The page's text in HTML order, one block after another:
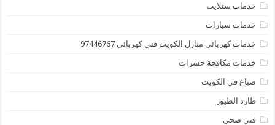
خدمات ستلايت
خدمات سيارات
خدمات كهربائي منازل الكويت فني كهربائي 97446767
خدمات مكافحة حشرات
صباغ في الكويت
طارد الطيور
فني صحي